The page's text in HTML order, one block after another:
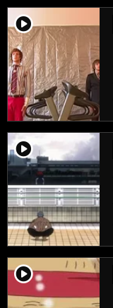
player2
player2
player2